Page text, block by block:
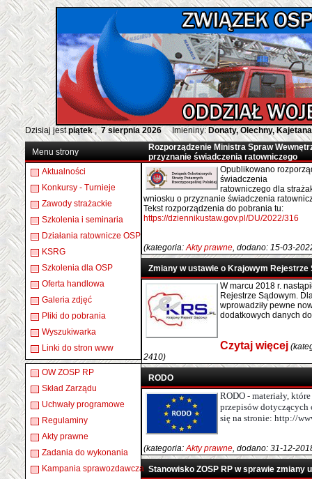
Dzisiaj jestpiątek,7 sierpnia 2026 Imieniny: Donaty, Olechny, Kajetana
Menu strony
Aktualności
Konkursy - Turnieje
Zawody strażackie
Szkolenia i seminaria
Działania ratownicze OSP
KSRG
Szkolenia dla OSP
Oferta handlowa
Galeria zdjęć
Pliki do pobrania
Wyszukiwarka
Linki do stron www
OW ZOSP RP
Skład Zarządu
Uchwały programowe
Regulaminy
Akty prawne
Zadania do wykonania
Kampania sprawozdawcza
Rozporządzenie Ministra Spraw
przyznanie świadczenia ratowniczego
Opublikowano
świadczenia
ratowniczego dla
wniosku o przyznanie świadczenia
Tekst rozporządzenia do pobrania tu:
https://dziennikustaw.gov.pl/DU/2022/316
(kategoria:Akty prawne, dodano: 15-03-
Zmiany w ustawie o Krajowym Rejestrze
W marcu 2018 r.
Rejestrze Sądowym.
wprowadziły pewne
dodatkowych danych
Czytaj więcej
2410)
RODO
RODO - materiały,
przepisów
się na stronie: http://
(kategoria:Akty prawne, dodano: 31-12-
Stanowisko ZOSP RP w sprawie zmiany